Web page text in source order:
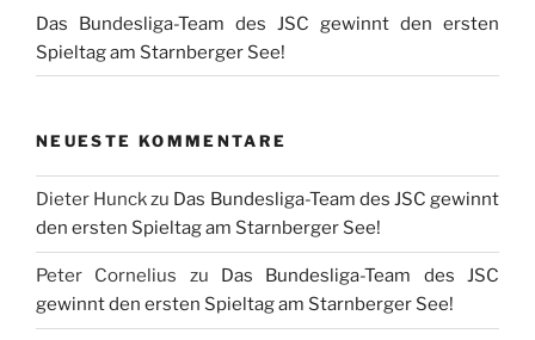
Das Bundesliga-Team des JSC gewinnt den ersten
Spieltag am Starnberger See!
NEUESTE KOMMENTARE
Dieter Hunckzu Das Bundesliga-Team des JSC gewinnt
den ersten Spieltag am Starnberger See!
Peter Cornelius zu Das Bundesliga-Team des JSC
gewinnt den ersten Spieltag am Starnberger See!